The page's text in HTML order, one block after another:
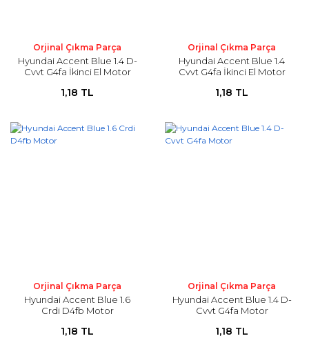
Orjinal Çıkma Parça
Hyundai Accent Blue 1.4 D-
Cvvt G4fa İkinci El Motor
1,18 TL
Orjinal Çıkma Parça
Hyundai Accent Blue 1.4
Cvvt G4fa İkinci El Motor
1,18 TL
Orjinal Çıkma Parça
Hyundai Accent Blue 1.6
Crdi D4fb Motor
1,18 TL
Orjinal Çıkma Parça
Hyundai Accent Blue 1.4 D-
Cvvt G4fa Motor
1,18 TL